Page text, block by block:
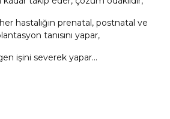
hastalığın prenatal, postnatal ve
tanısını yapar,
işini severek yapar…